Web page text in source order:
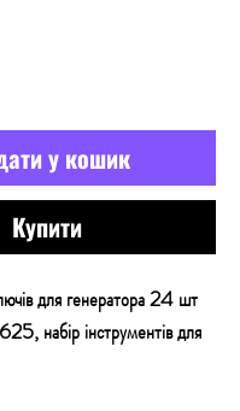
у кошик
Купити
для генератора 24 шт
набір інструментів для